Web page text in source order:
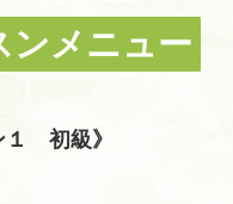
ンメニュー
１ 初級》